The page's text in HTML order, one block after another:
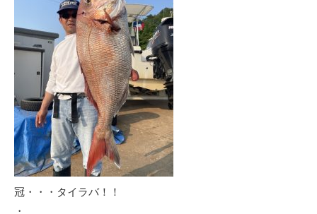
冠・・・タイラバ！！
・